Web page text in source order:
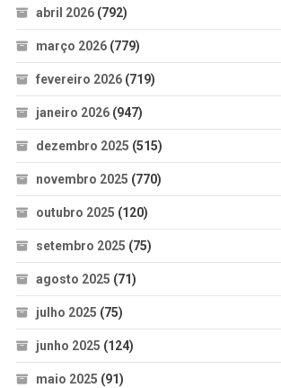
abril 2026(792)
março 2026(779)
fevereiro 2026(719)
janeiro 2026(947)
dezembro 2025 (515)
novembro 2025 (770)
outubro 2025 (120)
setembro 2025 (75)
agosto 2025 (71)
julho 2025 (75)
junho 2025 (124)
maio 2025 (91)